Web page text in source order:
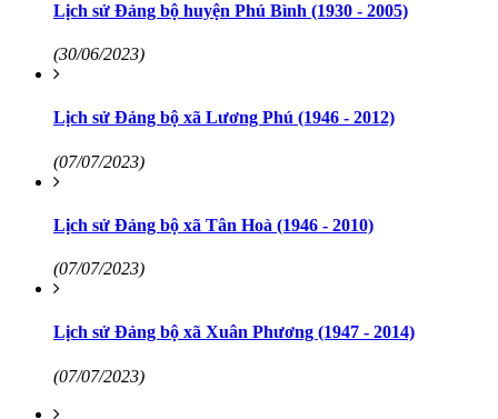
Lịch sử Đảng bộ huyện Phú Bình (1930 - 2005)
(30/06/2023)
Lịch sử Đảng bộ xã Lương Phú (1946 - 2012)
(07/07/2023)
Lịch sử Đảng bộ xã Tân Hoà (1946 - 2010)
(07/07/2023)
Lịch sử Đảng bộ xã Xuân Phương (1947 - 2014)
(07/07/2023)